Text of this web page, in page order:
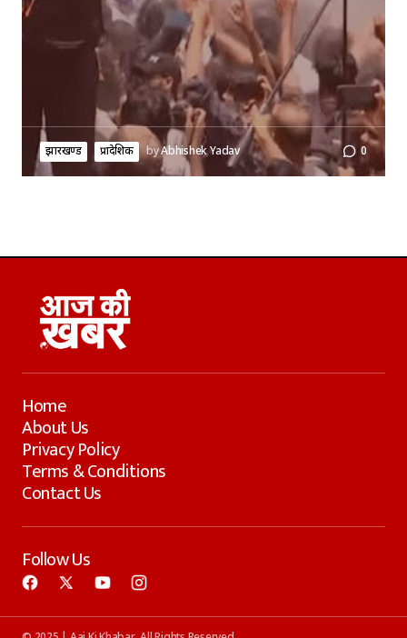
झारखण्ड प्रादेशिक byAbhishek Yadav 0
Home
About Us
Privacy Policy
Terms & Conditions
Contact Us
Follow Us